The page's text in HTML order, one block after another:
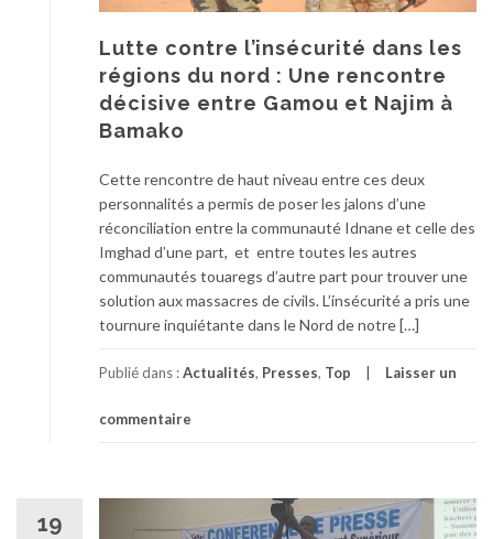
Lutte contre l’insécurité dans les
régions du nord : Une rencontre
décisive entre Gamou et Najim à
Bamako
Cette rencontre de haut niveau entre ces deux
personnalités a permis de poser les jalons d’une
réconciliation entre la communauté Idnane et celle des
Imghad d’une part, et entre toutes les autres
communautés touaregs d’autre part pour trouver une
solution aux massacres de civils. L’insécurité a pris une
tournure inquiétante dans le Nord de notre […]
Publié dans :Actualités, Presses, Top Laisser un
commentaire
19